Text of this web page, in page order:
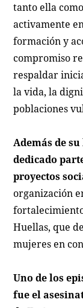
tanto ella
activamente
formación y
compromiso
respaldar
la vida, la
poblaciones
Además de
dedicado
proyectos
organización
Huellas, que
mujeres en
Uno de los
fue el